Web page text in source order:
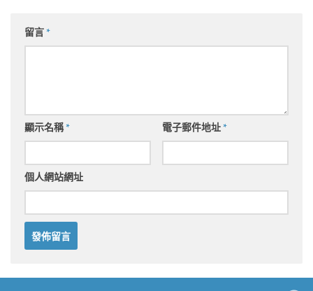
留言*
顯示名稱* 電子郵件地址*
個人網站網址